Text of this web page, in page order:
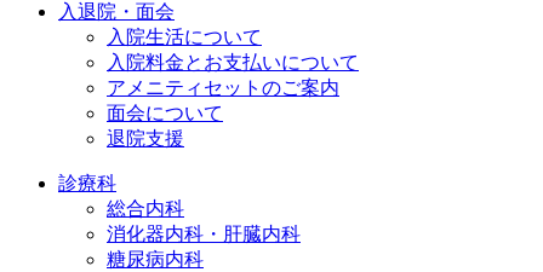
入退院・面会
入院生活について
入院料金とお支払いについて
アメニティセットのご案内
面会について
退院支援
診療科
総合内科
消化器内科・肝臓内科
糖尿病内科